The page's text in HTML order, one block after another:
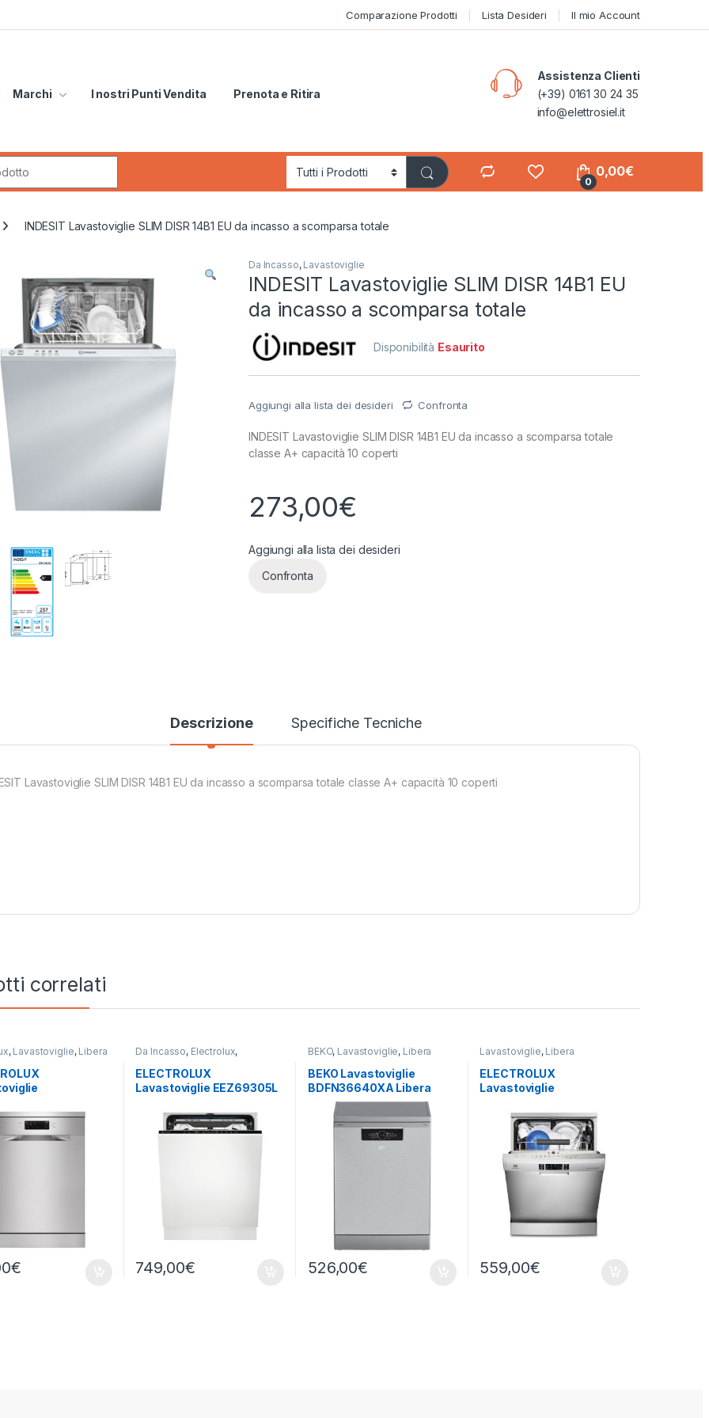
Comparazione Prodotti Lista Desideri Il mio Account
Marchi I nostri Punti Vendita Prenota e Ritira
Assistenza Clienti
(+39) 0161 30 24 35
info@elettrosiel.it
0
0,00€
INDESIT Lavastoviglie SLIM DISR 14B1 EU da incasso a scomparsa totale
Da Incasso, Lavastoviglie
INDESIT Lavastoviglie SLIM DISR 14B1 EU
da incasso a scomparsa totale
Disponibilità Esaurito
Aggiungi alla lista dei desideri Confronta
INDESIT Lavastoviglie SLIM DISR 14B1 EU da incasso a scomparsa totale
classe A+ capacità 10 coperti
273,00€
Aggiungi alla lista dei desideri
Confronta
Descrizione Specifiche Tecniche
Lavastoviglie SLIM DISR 14B1 EU da incasso a scomparsa totale classe A+ capacità 10 coperti
correlati
, Lavastoviglie, Libera
€
Da Incasso, Electrolux,
ELECTROLUX
Lavastoviglie EEZ69305L
totale
749,00€
BEKO, Lavastoviglie, Libera
BEKO Lavastoviglie
BDFN36640XA Libera
Installazione 16 Coperti
526,00€
Lavastoviglie, Libera
Installazione
ELECTROLUX
Lavastoviglie
Installazione
559,00€